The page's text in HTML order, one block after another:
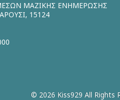
ΜΑΖΙΚΗΣ ΕΝΗΜΕΡΩΣΗΣ
15124
© 2026 Kiss929 All Rights